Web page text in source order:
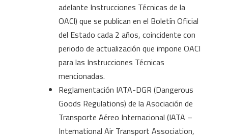
adelante Instrucciones Técnicas de la
OACI) que se publican en el Boletín Oficial
del Estado cada 2 años, coincidente con
periodo de actualización que impone OACI
para las Instrucciones Técnicas
mencionadas.
Reglamentación IATA-DGR (Dangerous
Goods Regulations) de la Asociación de
Transporte Aéreo Internacional (IATA –
International Air Transport Association,